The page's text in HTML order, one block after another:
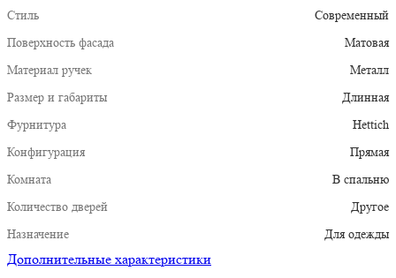
Стиль
Современный
Поверхность фасада
Матовая
Материал ручек
Металл
Размер и габариты
Длинная
Фурнитура
Hettich
Конфигурация
Прямая
Комната
В спальню
Количество дверей
Другое
Назначение
Для одежды
Дополнительные характеристики